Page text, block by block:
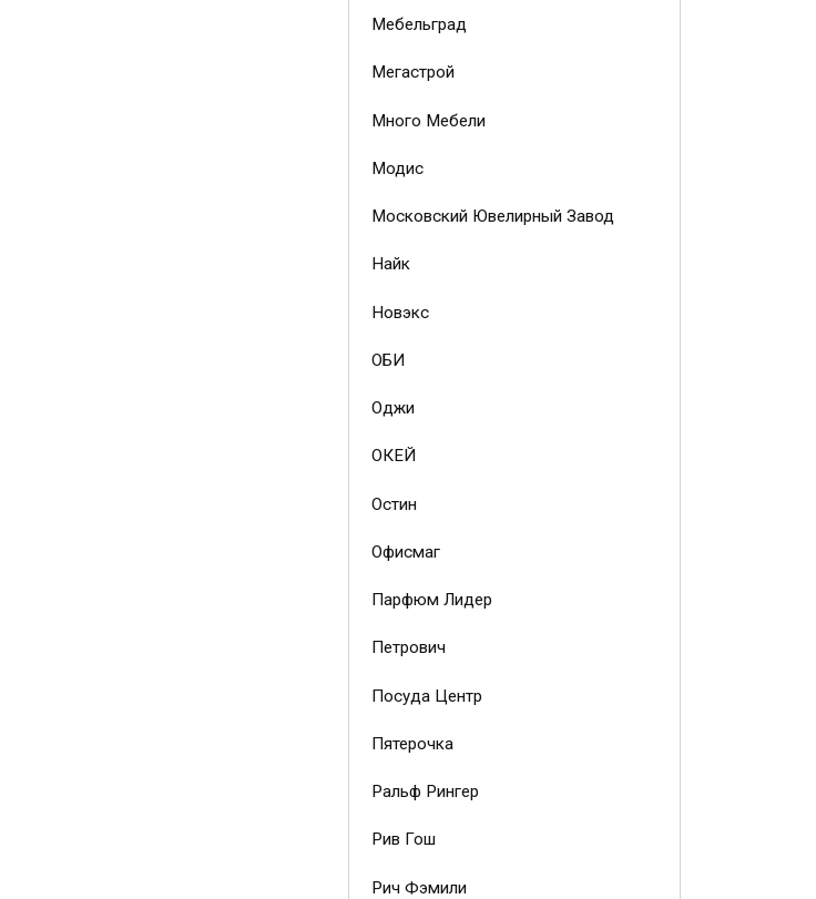
Мебельград
Мегастрой
Много Мебели
Модис
Московский Ювелирный Завод
Найк
Новэкс
ОБИ
Оджи
ОКЕЙ
Остин
Офисмаг
Парфюм Лидер
Петрович
Посуда Центр
Пятерочка
Ральф Рингер
Рив Гош
Рич Фэмили